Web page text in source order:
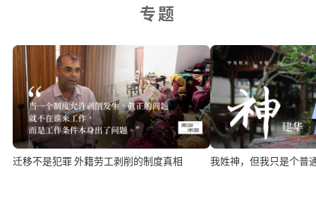
专题
迁移不是犯罪 外籍劳工剥削的制度真相 我姓神，但我只是个普